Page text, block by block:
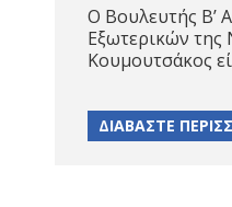
Ο Βουλευτής Β’
Εξωτερικών της
Κουμουτσάκος
ΔΙΑΒΑΣΤΕ